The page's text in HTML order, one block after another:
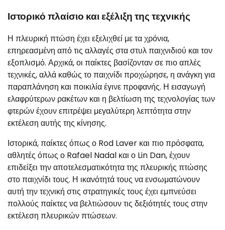
Ιστορικό πλαίσιο και εξέλιξη της τεχνικής
Η πλευρική πτώση έχει εξελιχθεί με τα χρόνια,
επηρεασμένη από τις αλλαγές στα στυλ παιχνιδιού και τον
εξοπλισμό. Αρχικά, οι παίκτες βασίζονταν σε πιο απλές
τεχνικές, αλλά καθώς το παιχνίδι προχώρησε, η ανάγκη για
παραπλάνηση και ποικιλία έγινε προφανής. Η εισαγωγή
ελαφρύτερων ρακέτων και η βελτίωση της τεχνολογίας των
φτερών έχουν επιτρέψει μεγαλύτερη λεπτότητα στην
εκτέλεση αυτής της κίνησης.
Ιστορικά, παίκτες όπως ο Rod Laver και πιο πρόσφατα,
αθλητές όπως ο Rafael Nadal και ο Lin Dan, έχουν
επιδείξει την αποτελεσματικότητα της πλευρικής πτώσης
στο παιχνίδι τους. Η ικανότητά τους να ενσωματώνουν
αυτή την τεχνική στις στρατηγικές τους έχει εμπνεύσει
πολλούς παίκτες να βελτιώσουν τις δεξιότητές τους στην
εκτέλεση πλευρικών πτώσεων.